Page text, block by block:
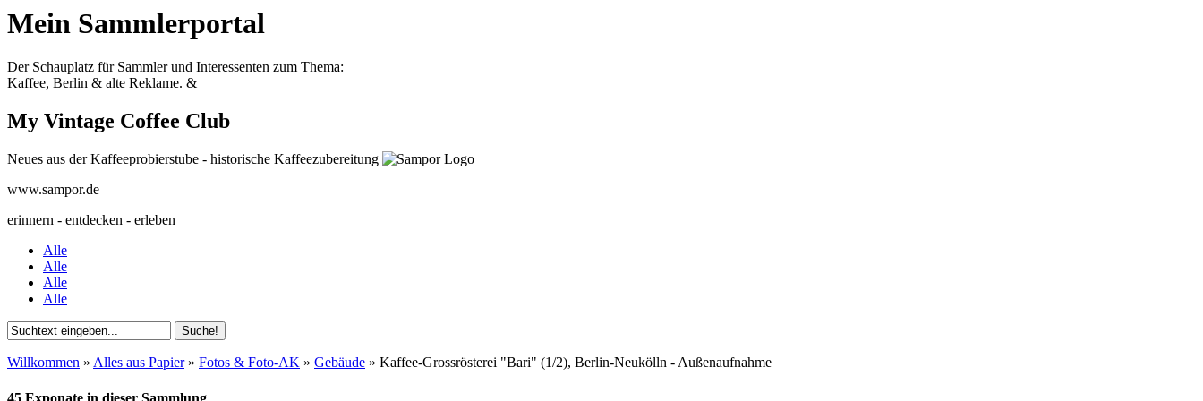
Mein Sammlerportal
Der Schauplatz für Sammler und Interessenten zum Thema:
Kaffee, Berlin & alte Reklame. &
My Vintage Coffee Club
Neues aus der Kaffeeprobierstube - historische Kaffeezubereitung
www.sampor.de
erinnern - entdecken - erleben
Alle
Alle
Alle
Alle
Willkommen » Alles aus Papier» Fotos & Foto-AK » Gebäude » Kaffee-Grossrösterei "Bari" (1/2), Berlin-Neukölln - Außenaufnahme
45 Exponate in dieser Sammlung